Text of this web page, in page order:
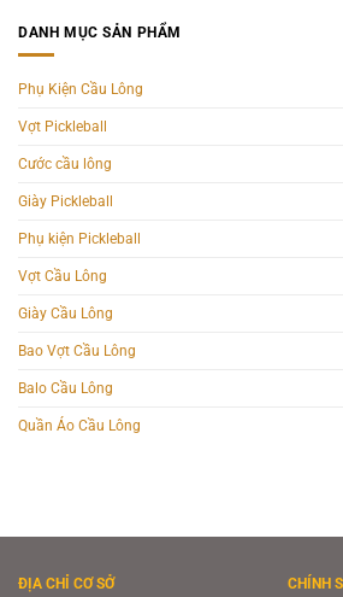
DANH MỤC SẢN PHẨM
Phụ Kiện Cầu Lông
Vợt Pickleball
Cước cầu lông
Giày Pickleball
Phụ kiện Pickleball
Vợt Cầu Lông
Giày Cầu Lông
Bao Vợt Cầu Lông
Balo Cầu Lông
Quần Áo Cầu Lông
ĐỊA CHỈ CƠ SỞ CHÍNH